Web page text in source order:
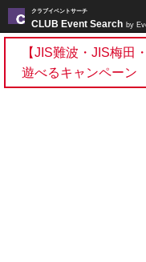
クラブイベントサーチ
CLUB Event Search by
【JIS難波・JIS梅田
遊べるキャンペーン